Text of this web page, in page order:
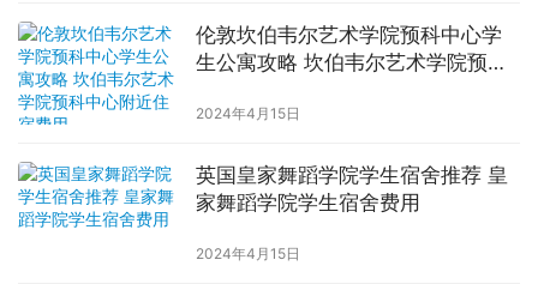
伦敦坎伯韦尔艺术学院预科中心学
生公寓攻略 坎伯韦尔艺术学院预科
2024年4月15日
英国皇家舞蹈学院学生宿舍推荐 皇
家舞蹈学院学生宿舍费用
2024年4月15日